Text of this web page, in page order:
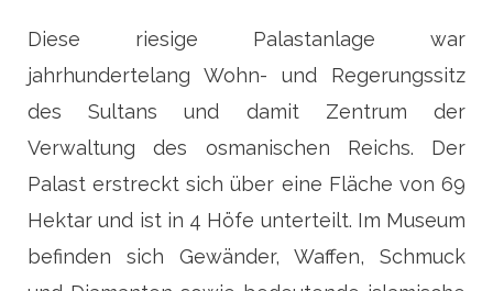
Diese riesige Palastanlage war
jahrhundertelang Wohn- und Regerungssitz
des Sultans und damit Zentrum der
Verwaltung des osmanischen Reichs. Der
Palast erstreckt sich über eine Fläche von 69
Hektar und ist in 4 Höfe unterteilt. Im Museum
befinden sich Gewänder, Waffen, Schmuck